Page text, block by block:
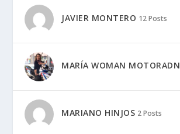
JAVIER MONTERO 12 Posts
MARÍA WOMAN MOTORADN
MARIANO HINJOS 2 Posts